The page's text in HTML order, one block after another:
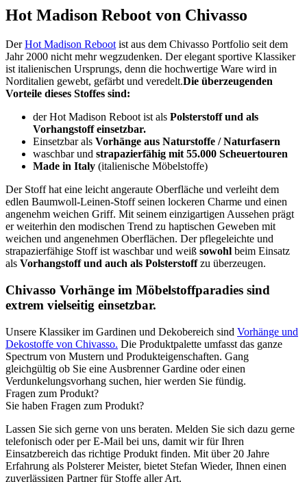
Hot Madison Reboot von Chivasso
DerHot Madison Reboot ist aus dem Chivasso Portfolio seit dem
Jahr 2000 nicht mehr wegzudenken. Der elegant sportive Klassiker
ist italienischen Ursprungs, denn die hochwertige Ware wird in
Norditalien gewebt, gefärbt und veredelt.Die überzeugenden
Vorteile dieses Stoffes sind:
der Hot Madison Reboot ist als Polsterstoff und als
Vorhangstoff einsetzbar.
Einsetzbar als Vorhänge aus Naturstoffe / Naturfasern
waschbar und strapazierfähig mit 55.000 Scheuertouren
Made in Italy (italienische Möbelstoffe)
Der Stoff hat eine leicht angeraute Oberfläche und verleiht dem
edlen Baumwoll-Leinen-Stoff seinen lockeren Charme und einen
angenehm weichen Griff. Mit seinem einzigartigen Aussehen prägt
er weiterhin den modischen Trend zu haptischen Geweben mit
weichen und angenehmen Oberflächen. Der pflegeleichte und
strapazierfähige Stoff ist waschbar und weiß sowohl beim Einsatz
als Vorhangstoff und auch als Polsterstoffzu überzeugen.
Chivasso Vorhänge im Möbelstoffparadies sind
extrem vielseitig einsetzbar.
Unsere Klassiker im Gardinen und Dekobereich sind Vorhänge und
Dekostoffe von Chivasso. Die Produktpalette umfasst das ganze
Spectrum von Mustern und Produkteigenschaften. Gang
gleichgültig ob Sie eine Ausbrenner Gardine oder einen
Verdunkelungsvorhang suchen, hier werden Sie fündig.
Fragen zum Produkt?
Sie haben Fragen zum Produkt?
Lassen Sie sich gerne von uns beraten. Melden Sie sich dazu gerne
telefonisch oder per E-Mail bei uns, damit wir für Ihren
Einsatzbereich das richtige Produkt finden. Mit über 20 Jahre
Erfahrung als Polsterer Meister, bietet Stefan Wieder, Ihnen einen
zuverlässigen Partner für Stoffe aller Art.